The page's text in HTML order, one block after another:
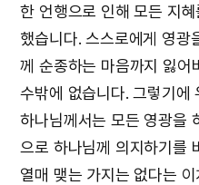
한 언행으로 인해 모든 지
했습니다. 스스로에게 영광
께 순종하는 마음까지 잃어
수밖에 없습니다. 그렇기에
하나님께서는 모든 영광을
으로 하나님께 의지하기를
열매 맺는 가지는 없다는